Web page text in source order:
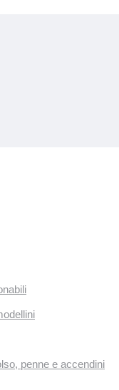
penne e accendini